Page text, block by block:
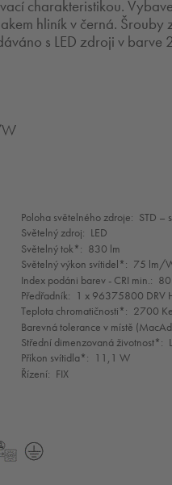
charakteristikou.
hliník v černá.
s LED zdroji v barve
Mode
selection
Poloha světelného zdroje: STD –
Světelný zdroj: LED
Světelný tok*: 830 lm
Světelný výkon svítidel*: 75 lm/
Index podáni barev - CRI min.: 80
Předřadník: 1 x 96375800 DRV
Teplota chromatičnosti*: 2700
Barevná tolerance v místě
Střední dimenzovaná životnost*:
Příkon svítidla*: 11,1 W
Řízení: FIX